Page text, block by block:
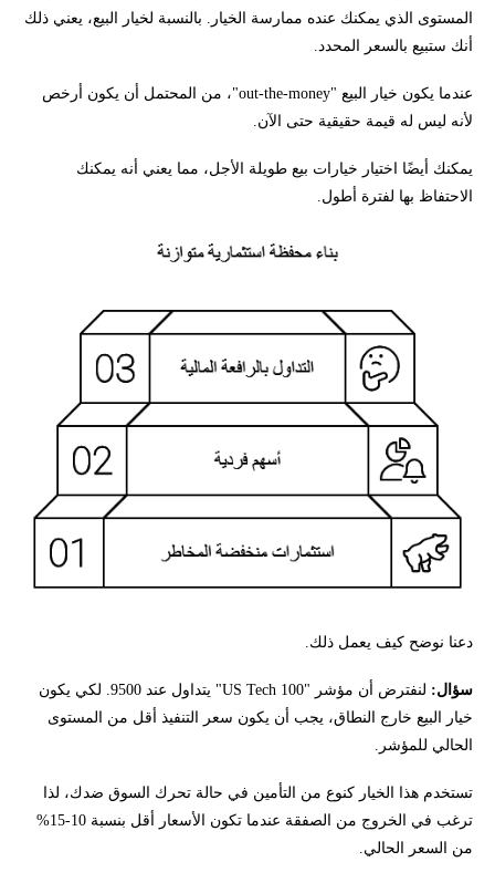
المستوى الذي يمكنك عنده ممارسة الخيار. بالنسبة لخيار البيع، يعني ذلك
أنك ستبيع بالسعر المحدد.
عندما يكون خيار البيع "out-the-money"، من المحتمل أن يكون أرخص
لأنه ليس له قيمة حقيقية حتى الآن.
يمكنك أيضًا اختيار خيارات بيع طويلة الأجل، مما يعني أنه يمكنك
الاحتفاظ بها لفترة أطول.
دعنا نوضح كيف يعمل ذلك.
سؤال:
لنفترض أن مؤشر "US Tech 100" يتداول عند 9500. لكي يكون
خيار البيع خارج النطاق، يجب أن يكون سعر التنفيذ أقل من المستوى
الحالي للمؤشر.
تستخدم هذا الخيار كنوع من التأمين في حالة تحرك السوق ضدك، لذا
ترغب في الخروج من الصفقة عندما تكون الأسعار أقل بنسبة 10-15%
من السعر الحالي.